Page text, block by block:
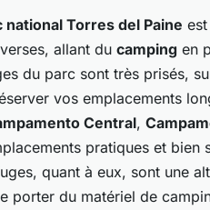
national Torres del Paine
allant du camping en
du parc sont très prisés,
vos emplacements
Central,
pratiques et bien
quant à eux, sont une
porter du matériel de